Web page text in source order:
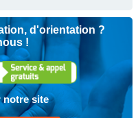
d'orientation ?
!
site